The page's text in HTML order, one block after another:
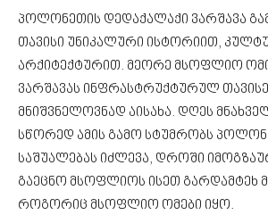
პოლონეთის დედაქალაქი ვარშავა
თავისი უნიკალური ისტორიით,
არქიტექტურით. მეორე მსოფლიო
ვარშავას ინფრასტრუქტურულ
მნიშვნელოვნად აისახა. დღეს
სწორედ ამის გამო სტუმრობს
საშუალებას იძლევა, დროში
გაეცნო მსოფლიოს ისეთ გარდამტეხ
როგორიც მსოფლიო ომები იყო.